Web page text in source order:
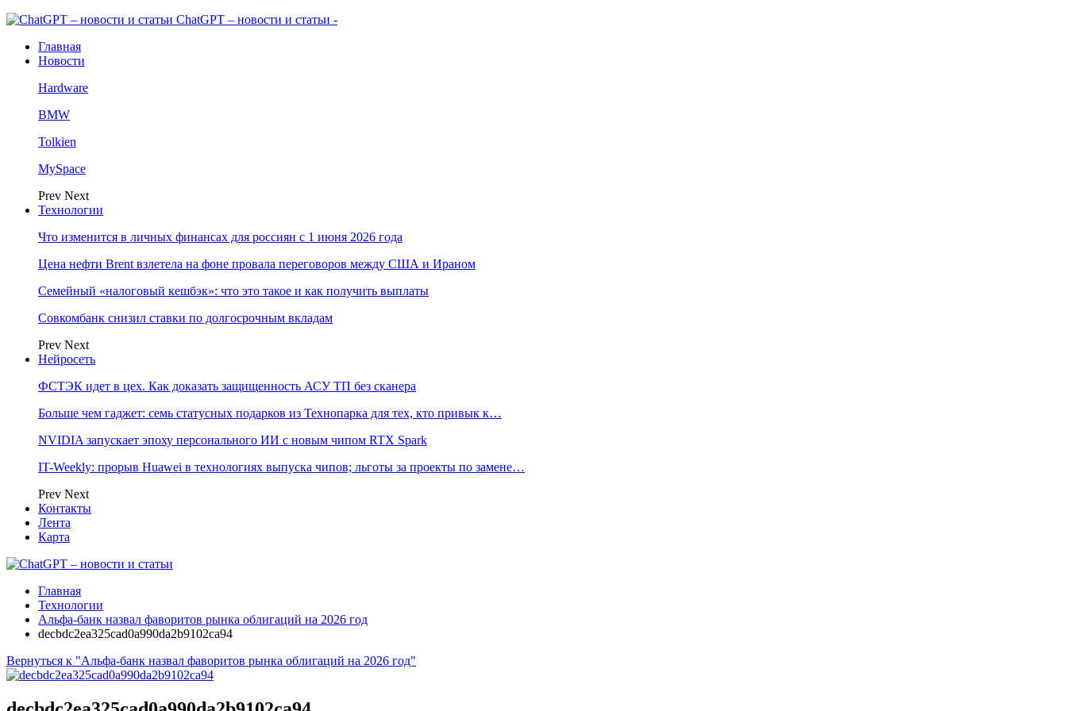
ChatGPT – новости и статьи -
Главная
Новости
Hardware
BMW
Tolkien
MySpace
Prev Next
Технологии
Что изменится в личных финансах для россиян с 1 июня 2026 года
Цена нефти Brent взлетела на фоне провала переговоров между США и Ираном
Семейный «налоговый кешбэк»: что это такое и как получить выплаты
Совкомбанк снизил ставки по долгосрочным вкладам
Prev Next
Нейросеть
ФСТЭК идет в цех. Как доказать защищенность АСУ ТП без сканера
Больше чем гаджет: семь статусных подарков из Технопарка для тех, кто привык к…
NVIDIA запускает эпоху персонального ИИ с новым чипом RTX Spark
IT-Weekly: прорыв Huawei в технологиях выпуска чипов; льготы за проекты по замене…
Prev Next
Контакты
Лента
Карта
Главная
Технологии
Альфа-банк назвал фаворитов рынка облигаций на 2026 год
decbdc2ea325cad0a990da2b9102ca94
Вернуться к "Альфа-банк назвал фаворитов рынка облигаций на 2026 год"